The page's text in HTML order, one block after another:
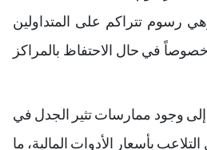
رسوم تتراكم على المتداولين
في حال الاحتفاظ بالمراكز
إلى وجود ممارسات تثير الجدل في
بأسعار الأدوات المالية، ما